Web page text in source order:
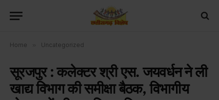
Home Uncategorized
सूरजपुर : कलेक्टर श्री एस. जयवर्धन ने ली
खाद्य विभाग की समीक्षा बैठक, विभागीय